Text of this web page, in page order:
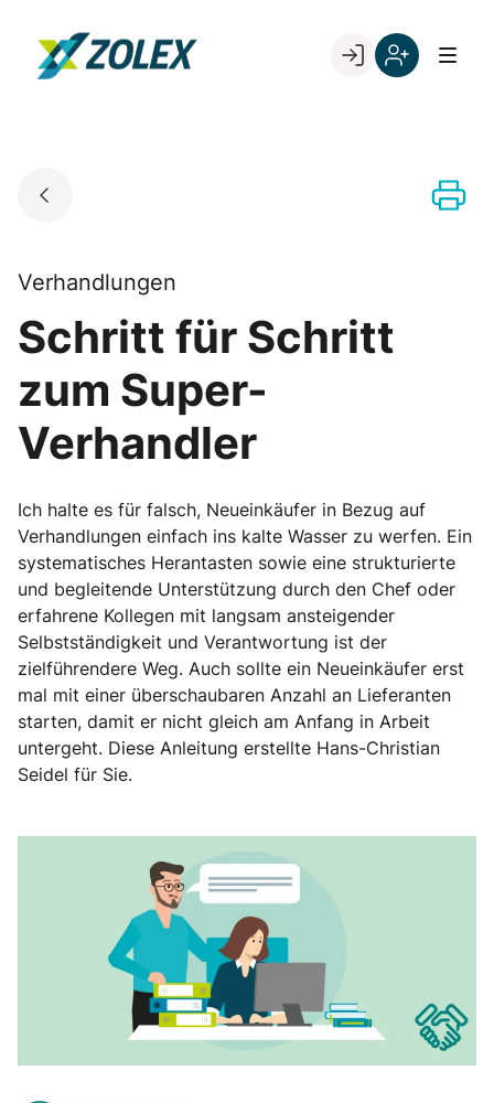
content
Go to landing page.
Verhandlungen
Schritt für Schritt
zum Super-
Verhandler
Ich halte es für falsch, Neueinkäufer in Bezug auf
Verhandlungen einfach ins kalte Wasser zu werfen. Ein
systematisches Herantasten sowie eine strukturierte
und begleitende Unterstützung durch den Chef oder
erfahrene Kollegen mit langsam ansteigender
Selbstständigkeit und Verantwortung ist der
zielführendere Weg. Auch sollte ein Neueinkäufer erst
mal mit einer überschaubaren Anzahl an Lieferanten
starten, damit er nicht gleich am Anfang in Arbeit
untergeht. Diese Anleitung erstellte Hans-Christian
Seidel für Sie.